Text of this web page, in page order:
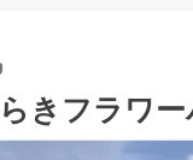
きフラワー